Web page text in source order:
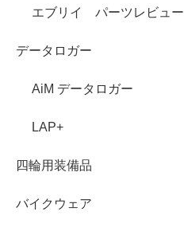
エブリイ パーツレビュー
データロガー
AiM データロガー
LAP+
四輪用装備品
バイクウェア